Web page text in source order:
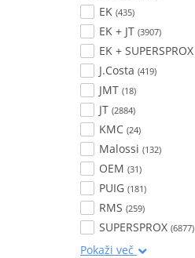
EK (435)
EK + JT (3907)
EK + SUPERSPROX
J.Costa (419)
JMT (18)
JT (2884)
KMC (24)
Malossi (132)
OEM (31)
PUIG (181)
RMS (259)
SUPERSPROX (6877)
Pokaži več